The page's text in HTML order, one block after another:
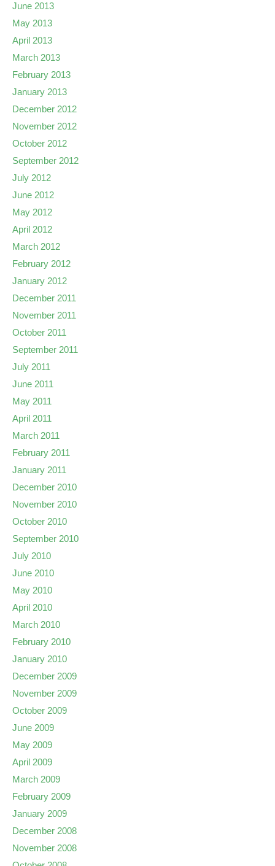
June 2013
May 2013
April 2013
March 2013
February 2013
January 2013
December 2012
November 2012
October 2012
September 2012
July 2012
June 2012
May 2012
April 2012
March 2012
February 2012
January 2012
December 2011
November 2011
October 2011
September 2011
July 2011
June 2011
May 2011
April 2011
March 2011
February 2011
January 2011
December 2010
November 2010
October 2010
September 2010
July 2010
June 2010
May 2010
April 2010
March 2010
February 2010
January 2010
December 2009
November 2009
October 2009
June 2009
May 2009
April 2009
March 2009
February 2009
January 2009
December 2008
November 2008